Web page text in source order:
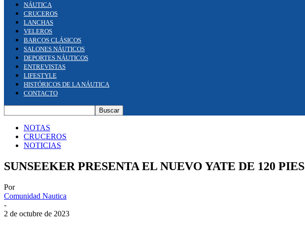
NÁUTICA
CRUCEROS
LANCHAS
VELEROS
BARCOS CLÁSICOS
SALONES NÁUTICOS
DEPORTES NÁUTICOS
ENTREVISTAS
LIFESTYLE
HISTÓRICOS DE LA NÁUTICA
CONTACTO
NOTAS
CRUCEROS
NOTICIAS
SUNSEEKER PRESENTA EL NUEVO YATE DE 120 PIES
Por
Comunidad Nautica
-
2 de octubre de 2023